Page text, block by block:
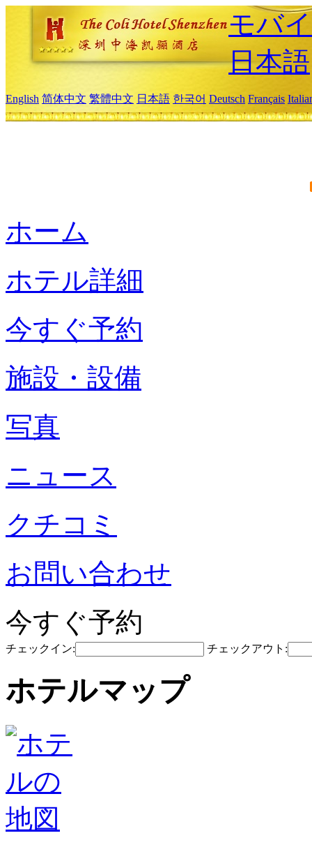
モバ
日本語
English 简体中文 繁體中文 日本語 한국어 Deutsch Français
ホーム
ホテル詳細
今すぐ予約
施設・設備
写真
ニュース
クチコミ
お問い合わせ
今すぐ予約
チェックイン: チェックアウト:
ホテルマップ